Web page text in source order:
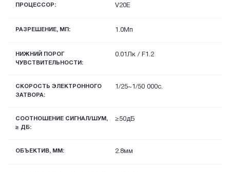
ПРОЦЕССОР: V20E
РАЗРЕШЕНИЕ, МП: 1.0Мп
НИЖНИЙ ПОРОГ
ЧУВСТВИТЕЛЬНОСТИ:
0.01Лк / F1.2
СКОРОСТЬ ЭЛЕКТРОННОГО
ЗАТВОРА:
1/25~1/50 000с.
СООТНОШЕНИЕ СИГНАЛ/ШУМ,
≥ ДБ:
≥50дБ
ОБЪЕКТИВ, ММ: 2.8мм